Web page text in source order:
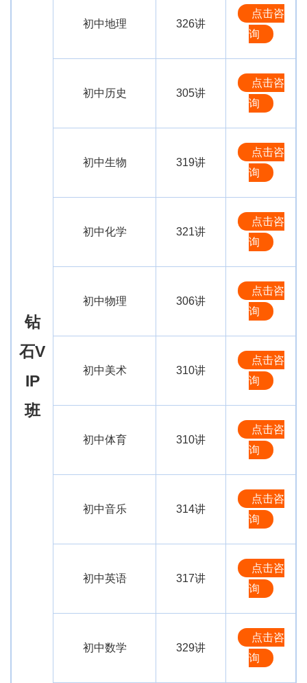
钻
石V
IP
班
初中地理 326讲
点击咨
询
初中历史 305讲
点击咨
询
初中生物 319讲
点击咨
询
初中化学 321讲
点击咨
询
初中物理 306讲
点击咨
询
初中美术 310讲
点击咨
询
初中体育 310讲
点击咨
询
初中音乐 314讲
点击咨
询
初中英语 317讲
点击咨
询
初中数学 329讲
点击咨
询